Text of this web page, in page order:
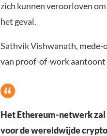
zich kunnen veroorloven
het geval.
Sathvik Vishwanath, mede-
van proof-of-work aantoont
Het Ethereum-netwerk zal
voor de wereldwijde